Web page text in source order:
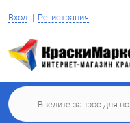
Вход Регистрация